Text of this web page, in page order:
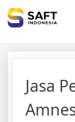
Solisi Perjakan Anda
Jasa